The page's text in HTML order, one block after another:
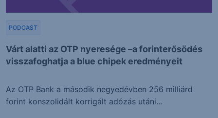
Várt alatti az OTP nyeresége –a forinterősödés
visszafoghatja a blue chipek eredményeit
PODCAST
Az OTP Bank a második negyedévben 256 milliárd
forint konszolidált korrigált adózás utáni...